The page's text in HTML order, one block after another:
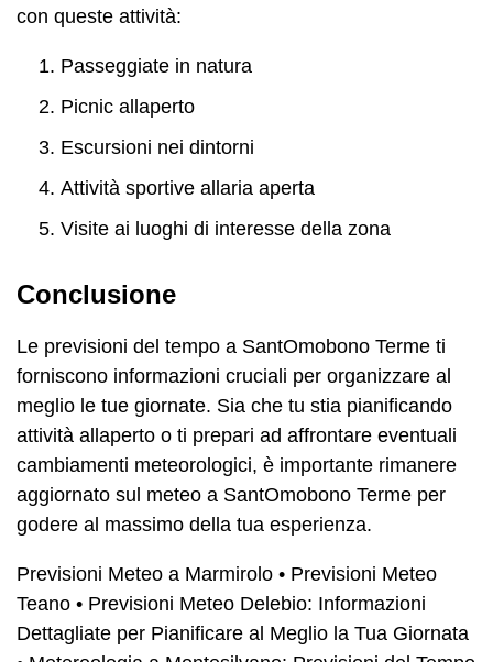
con queste attività:
Passeggiate in natura
Picnic allaperto
Escursioni nei dintorni
Attività sportive allaria aperta
Visite ai luoghi di interesse della zona
Conclusione
Le previsioni del tempo a SantOmobono Terme ti
forniscono informazioni cruciali per organizzare al
meglio le tue giornate. Sia che tu stia pianificando
attività allaperto o ti prepari ad affrontare eventuali
cambiamenti meteorologici, è importante rimanere
aggiornato sul meteo a SantOmobono Terme per
godere al massimo della tua esperienza.
Previsioni Meteo a Marmirolo • Previsioni Meteo
Teano • Previsioni Meteo Delebio: Informazioni
Dettagliate per Pianificare al Meglio la Tua Giornata